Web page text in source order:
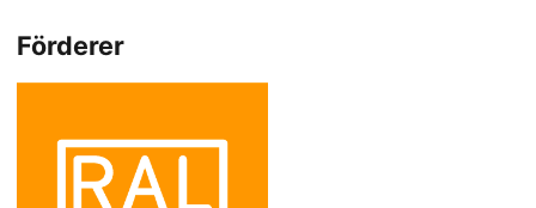
Förderer